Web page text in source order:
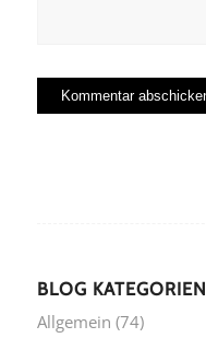
BLOG KATEGORIEN
Allgemein (74)